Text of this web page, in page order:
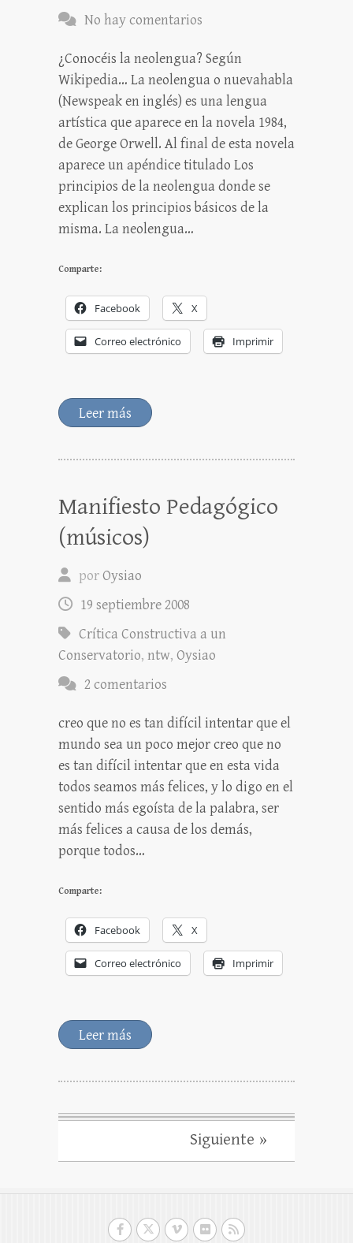
No hay comentarios
¿Conocéis la neolengua? Según
Wikipedia… La neolengua o nuevahabla
(Newspeak en inglés) es una lengua
artística que aparece en la novela 1984,
de George Orwell. Al final de esta novela
aparece un apéndice titulado Los
principios de la neolengua donde se
explican los principios básicos de la
misma. La neolengua…
Comparte:
Facebook X
Correo electrónico Imprimir
Leer más
Manifiesto Pedagógico
(músicos)
porOysiao
19 septiembre 2008
Crítica Constructiva a un
Conservatorio, ntw, Oysiao
2 comentarios
creo que no es tan difícil intentar que el
mundo sea un poco mejor creo que no
es tan difícil intentar que en esta vida
todos seamos más felices, y lo digo en el
sentido más egoísta de la palabra, ser
más felices a causa de los demás,
porque todos…
Comparte:
Facebook X
Correo electrónico Imprimir
Leer más
Siguiente »